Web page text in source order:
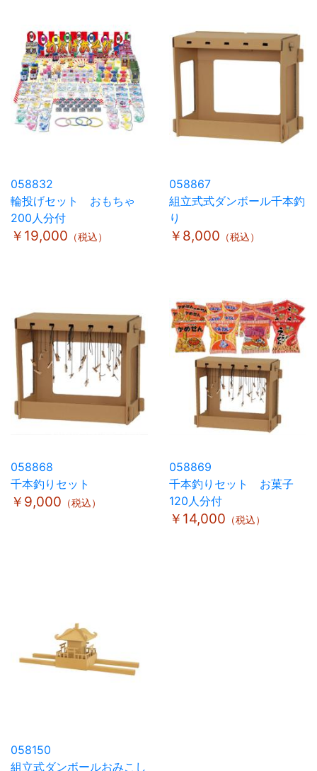
058832
輪投げセット おもちゃ
200人分付
￥19,000 （税込）
058867
組立式式ダンボール千本釣
り
￥8,000 （税込）
058868
千本釣りセット
￥9,000 （税込）
058869
千本釣りセット お菓子
120人分付
￥14,000 （税込）
058150
組立式ダンボールおみこし